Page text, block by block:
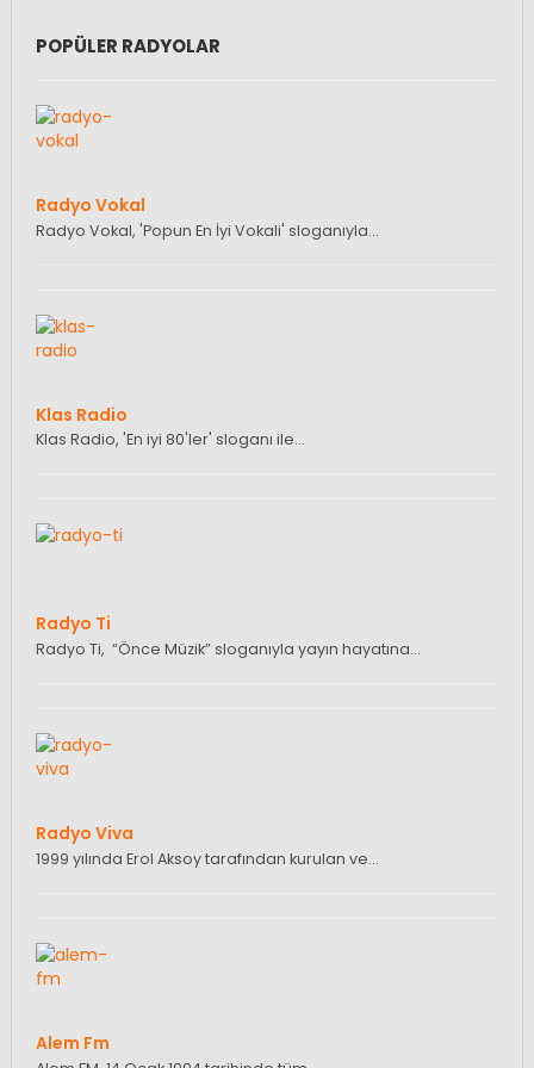
POPÜLER RADYOLAR
Radyo Vokal
Radyo Vokal, 'Popun En İyi Vokali' sloganıyla…
Klas Radio
Klas Radio, 'En iyi 80'ler' sloganı ile…
Radyo Ti
Radyo Ti, “Önce Müzik” sloganıyla yayın hayatına…
Radyo Viva
1999 yılında Erol Aksoy tarafından kurulan ve…
Alem Fm